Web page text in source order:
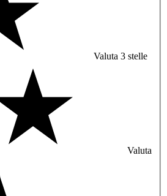
Valuta 3 stelle
Valuta